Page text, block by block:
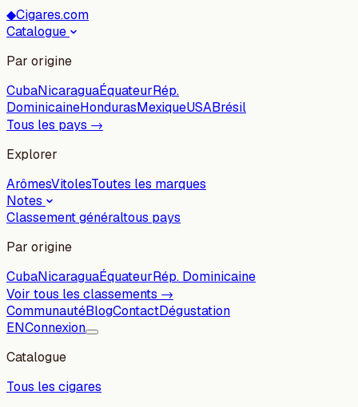
◆Cigares.com
Catalogue
Par origine
CubaNicaraguaÉquateurRép.
DominicaineHondurasMexiqueUSABrésil
Tous les pays →
Explorer
ArômesVitolesToutes les marques
Notes
Classement généraltous pays
Par origine
CubaNicaraguaÉquateurRép. Dominicaine
Voir tous les classements →
CommunautéBlogContactDégustation
ENConnexion
Catalogue
Tous les cigares